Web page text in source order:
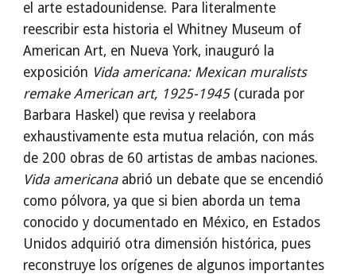
el arte estadounidense. Para literalmente
reescribir esta historia el Whitney Museum of
American Art, en Nueva York, inauguró la
exposición Vida americana: Mexican muralists
remake American art, 1925-1945(curada por
Barbara Haskel) que revisa y reelabora
exhaustivamente esta mutua relación, con más
de 200 obras de 60 artistas de ambas naciones.
Vida americanaabrió un debate que se encendió
como pólvora, ya que si bien aborda un tema
conocido y documentado en México, en Estados
Unidos adquirió otra dimensión histórica, pues
reconstruye los orígenes de algunos importantes